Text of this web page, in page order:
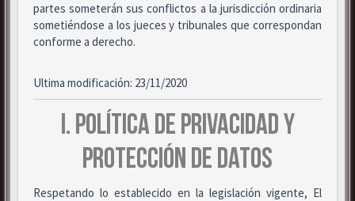
partes someterán sus conflictos a la jurisdicción ordinaria
sometiéndose a los jueces y tribunales que correspondan
conforme a derecho.
Ultima modificación: 23/11/2020
I. POLÍTICA DE PRIVACIDAD Y
PROTECCIÓN DE DATOS
Respetando lo establecido en la legislación vigente, El